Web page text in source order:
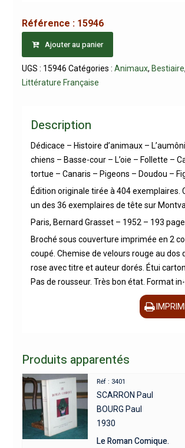
Référence : 15946
Ajouter au panier
UGS : 15946 Catégories : Animaux, Bestiaire,
Littérature Française
Description
Dédicace – Histoire d’animaux –
chiens – Basse-cour – L’oie – Follette –
tortue – Canaris – Pigeons – Doudou –
Édition originale tirée à 404 exemplaires.
un des 36 exemplaires de tête sur Montval.
Paris, Bernard Grasset – 1952 – 193
Broché sous couverture imprimée en 2
coupé. Chemise de velours rouge au dos
rose avec titre et auteur dorés. Étui
Pas de rousseur. Très bon état. Format in-
Produits apparentés
Réf : 3401
SCARRON Paul
BOURG Paul
1930
Le Roman Comique.